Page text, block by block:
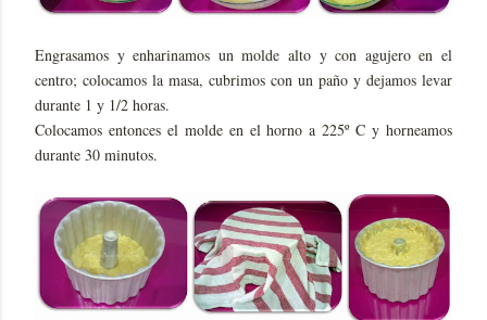
Engrasamos y enharinamos un molde alto y con agujero en el
centro; colocamos la masa, cubrimos con un paño y dejamos levar
durante 1 y 1/2 horas.
Colocamos entonces el molde en el horno a 225º C y horneamos
durante 30 minutos.